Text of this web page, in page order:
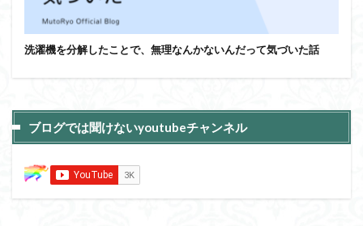
洗濯機を分解したことで、無理なんかないんだって気づいた話
ブログでは聞けないyoutubeチャンネル